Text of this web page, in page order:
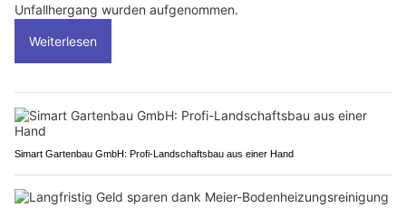
Unfallhergang wurden aufgenommen.
Weiterlesen
Simart Gartenbau GmbH: Profi-Landschaftsbau aus einer Hand